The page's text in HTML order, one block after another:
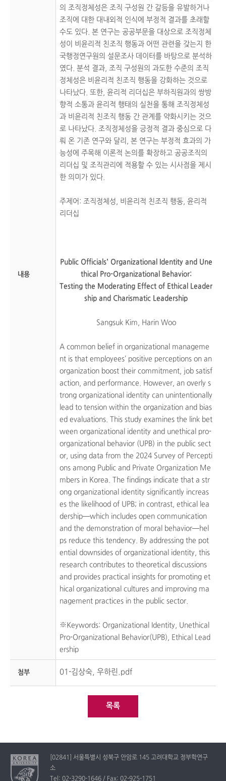
내용
의 조직정체성은 조직 구성원 간 갈등을 유발하거나
조직에 대한 대내외적 인식에 부정적 결과를 초래할
수도 있다. 본 연구는 공공부문을 대상으로 조직정체
성이 비윤리적 친조직 행동과 어떤 관련을 갖는지 한
국행정연구원의 설문조사 데이터를 바탕으로 분석하
였다. 분석 결과, 조직 구성원의 과도한 수준의 조직
정체성은 비윤리적 친조직 행동을 강화하는 것으로
나타났다. 또한, 윤리적 리더십은 부하직원과의 쌍방
향적 소통과 윤리적 행태의 실천을 통해 조직정체성
과 비윤리적 친조직 행동 간 관계를 약화시키는 것으
로 나타났다. 조직정체성을 긍정적 결과 중심으로 다
뤄 온 기존 연구와 달리, 본 연구는 부정적 효과의 가
능성에 주목해 이론적 논의를 확장하고 공공조직의
리더십 및 조직관리에 적용할 수 있는 시사점을 제시
한 의미가 있다.
주제어: 조직정체성, 비윤리적 친조직 행동, 윤리적
리더십
Public Officials’ Organizational Identity and Une
thical Pro-Organizational Behavior:
Testing the Moderating Effect of Ethical Leader
ship and Charismatic Leadership
Sangsuk Kim, Harin Woo
A common belief in organizational manageme
nt is that employees’ positive perceptions on an
organization boost their commitment, job satisf
action, and performance. However, an overly s
trong organizational identity can unintentionally
lead to tension within the organization and bias
ed evaluations. This study examines the link bet
ween organizational identity and unethical pro-
organizational behavior (UPB) in the public sect
or, using data from the 2024 Survey of Percepti
ons among Public and Private Organization Me
mbers in Korea. The findings indicate that a str
ong organizational identity significantly increas
es the likelihood of UPB; in contrast, ethical lea
dership—which includes open communication
and the demonstration of moral behavior—hel
ps reduce this tendency. By addressing the pot
ential downsides of organizational identity, this
research contributes to theoretical discussions
and provides practical insights for promoting et
hical organizational cultures and improving ma
nagement practices in the public sector.
※Keywords: Organizational Identity, Unethical
Pro-Organizational Behavior(UPB), Ethical Lead
ership
첨부 01-김상숙, 우하린.pdf
목록
[02841] 서울특별시 성북구 안암로 145 고려대학교 정부학연구
소
Tel: 02-3290-1646 / Fax: 02-925-1751